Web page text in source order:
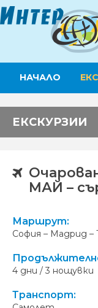
НАЧАЛО
ЕКСКУРЗИИ
МАЙ –
Маршрут:
София – Мадрид –
4 дни / 3 нощувки
Транспорт: